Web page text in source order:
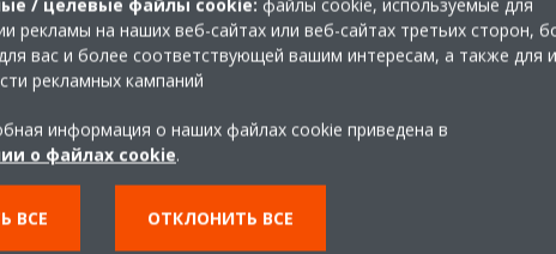
но и об экологичности или управлении рисками.
существующего оборудования и сопутствующих систем.
вашим целям.После выполнения наших обязанностей мы
план
условийэксплуатации вашего здания.
всего обслуживания
вам поддержку в любых вопросах. Мы можем
/ целевые файлы cookie: файлы cookie, используемые для
рекламы на наших веб-сайтах или веб-сайтах третьих сторон,
вас и более соответствующей вашим интересам, а также для
рекламных кампаний
информация о наших файлах cookie приведена в
о файлах cookie.
ВСЕ ОТКЛОНИТЬ ВСЕ